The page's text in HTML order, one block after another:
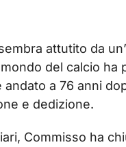
attutito da
del calcio ha
andato a 76 anni
e dedizione.
Commisso ha